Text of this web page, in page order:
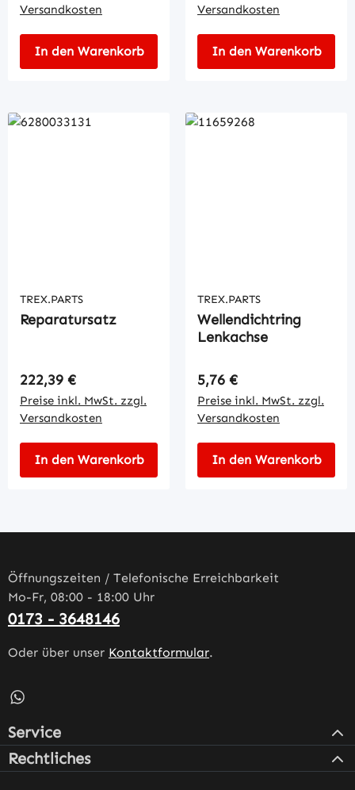
Versandkosten
In den Warenkorb
Versandkosten
In den Warenkorb
TREX.PARTS
Reparatursatz
Regulärer Preis:
222,39 €
Preise inkl. MwSt. zzgl.
Versandkosten
In den Warenkorb
TREX.PARTS
Wellendichtring
Lenkachse
Regulärer Preis:
5,76 €
Preise inkl. MwSt. zzgl.
Versandkosten
In den Warenkorb
Öffnungszeiten / Telefonische Erreichbarkeit
Mo-Fr, 08:00 - 18:00 Uhr
0173 - 3648146
Oder über unser Kontaktformular.
Schreib uns auf WhatsApp – öffnet in neuem Tab
Service
Rechtliches